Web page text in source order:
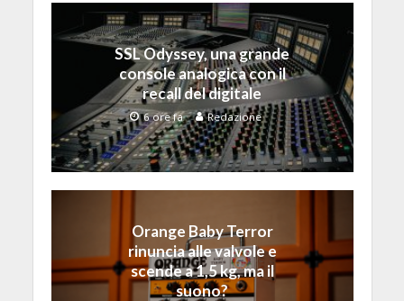
SSL Odyssey, una grande
console analogica con il
recall del digitale
6 ore fa Redazione
Orange Baby Terror
rinuncia alle valvole e
scende a 1,5 kg, ma il
suono?